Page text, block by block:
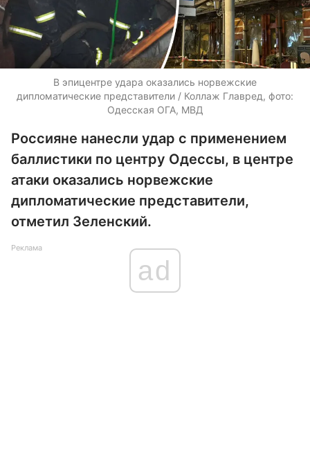
В эпицентре удара оказались норвежские
дипломатические представители / Коллаж Главред, фото:
Одесская ОГА, МВД
Россияне нанесли удар с применением
баллистики по центру Одессы, в центре
атаки оказались норвежские
дипломатические представители,
отметил Зеленский.
Реклама
ad